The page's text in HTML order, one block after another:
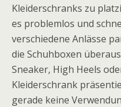
Kleiderschranks zu
es problemlos und
verschiedene Anlässe
die Schuhboxen
Sneaker, High Heels
Kleiderschrank
gerade keine